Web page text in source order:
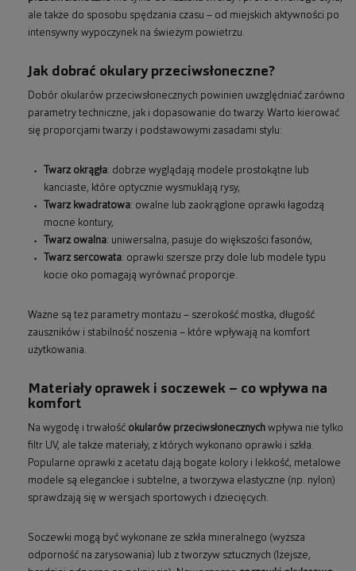
ale także do sposobu spędzania czasu – od miejskich aktywności po
intensywny wypoczynek na świeżym powietrzu.
Jak dobrać okulary przeciwsłoneczne?
Dobór okularów przeciwsłonecznych powinien uwzględniać zarówno
parametry techniczne, jak i dopasowanie do twarzy. Warto kierować
się proporcjami twarzy i podstawowymi zasadami stylu:
Twarz okrągła: dobrze wyglądają modele prostokątne lub
kanciaste, które optycznie wysmuklają rysy,
Twarz kwadratowa: owalne lub zaokrąglone oprawki łagodzą
mocne kontury,
Twarz owalna: uniwersalna, pasuje do większości fasonów,
Twarz sercowata: oprawki szersze przy dole lub modele typu
kocie oko pomagają wyrównać proporcje.
Ważne są też parametry montażu – szerokość mostka, długość
zauszników i stabilność noszenia – które wpływają na komfort
użytkowania.
Materiały oprawek i soczewek – co wpływa na
komfort
Na wygodę i trwałość okularów przeciwsłonecznych wpływa nie tylko
filtr UV, ale także materiały, z których wykonano oprawki i szkła.
Popularne oprawki z acetatu dają bogate kolory i lekkość, metalowe
modele są eleganckie i subtelne, a tworzywa elastyczne (np. nylon)
sprawdzają się w wersjach sportowych i dziecięcych.
Soczewki mogą być wykonane ze szkła mineralnego (wyższa
odporność na zarysowania) lub z tworzyw sztucznych (lżejsze,